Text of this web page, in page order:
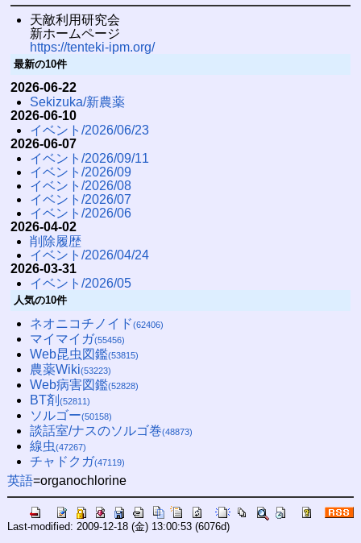
天敵利用研究会
新ホームページ
https://tenteki-ipm.org/
最新の10件
2026-06-22
Sekizuka/新農薬
2026-06-10
イベント/2026/06/23
2026-06-07
イベント/2026/09/11
イベント/2026/09
イベント/2026/08
イベント/2026/07
イベント/2026/06
2026-04-02
削除履歴
イベント/2026/04/24
2026-03-31
イベント/2026/05
人気の10件
ネオニコチノイド(62406)
マイマイガ(55456)
Web昆虫図鑑(53815)
農薬Wiki(53223)
Web病害図鑑(52828)
BT剤 (52811)
ソルゴー(50158)
談話室/ナスのソルゴ巻(48873)
線虫(47267)
チャドクガ(47119)
英語=organochlorine
Last-modified: 2009-12-18 (金) 13:00:53(6076d)